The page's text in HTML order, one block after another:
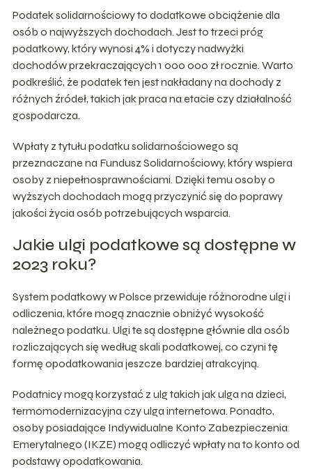
Podatek solidarnościowy to dodatkowe obciążenie dla
osób o najwyższych dochodach. Jest to trzeci próg
podatkowy, który wynosi 4% i dotyczy nadwyżki
dochodów przekraczających 1 000 000 zł rocznie. Warto
podkreślić, że podatek ten jest nakładany na dochody z
różnych źródeł, takich jak praca na etacie czy działalność
gospodarcza.
Wpłaty z tytułu podatku solidarnościowego są
przeznaczane na Fundusz Solidarnościowy, który wspiera
osoby z niepełnosprawnościami. Dzięki temu osoby o
wyższych dochodach mogą przyczynić się do poprawy
jakości życia osób potrzebujących wsparcia.
Jakie ulgi podatkowe są dostępne w
2023 roku?
System podatkowy w Polsce przewiduje różnorodne ulgi i
odliczenia, które mogą znacznie obniżyć wysokość
należnego podatku. Ulgi te są dostępne głównie dla osób
rozliczających się według skali podatkowej, co czyni tę
formę opodatkowania jeszcze bardziej atrakcyjną.
Podatnicy mogą korzystać z ulg takich jak ulga na dzieci,
termomodernizacyjna czy ulga internetowa. Ponadto,
osoby posiadające Indywidualne Konto Zabezpieczenia
Emerytalnego (IKZE) mogą odliczyć wpłaty na to konto od
podstawy opodatkowania.